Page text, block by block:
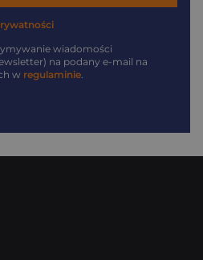
wiadomości
na podany e-mail na
w regulaminie.